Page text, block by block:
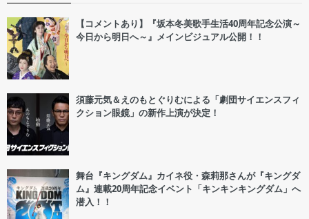
【コメントあり】『坂本冬美歌手生活40周年記念公演～
今日から明日へ～』メインビジュアル公開！！
須藤元気＆えのもとぐりむによる「劇団サイエンスフィ
クション眼鏡」の新作上演が決定！
舞台『キングダム』カイネ役・森莉那さんが『キングダ
ム』連載20周年記念イベント「キンキンキングダム」へ
潜入！！